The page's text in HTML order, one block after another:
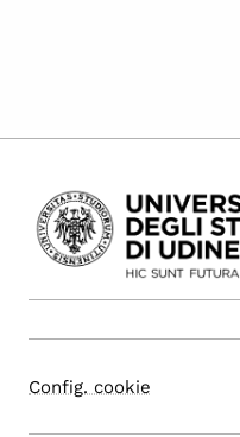
Config. cookie